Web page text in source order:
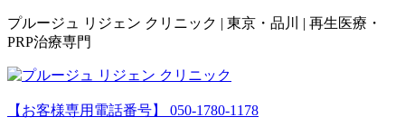
プルージュ リジェン クリニック | 東京・品川 | 再生医療・
PRP治療専門
【お客様専用電話番号】 050-1780-1178